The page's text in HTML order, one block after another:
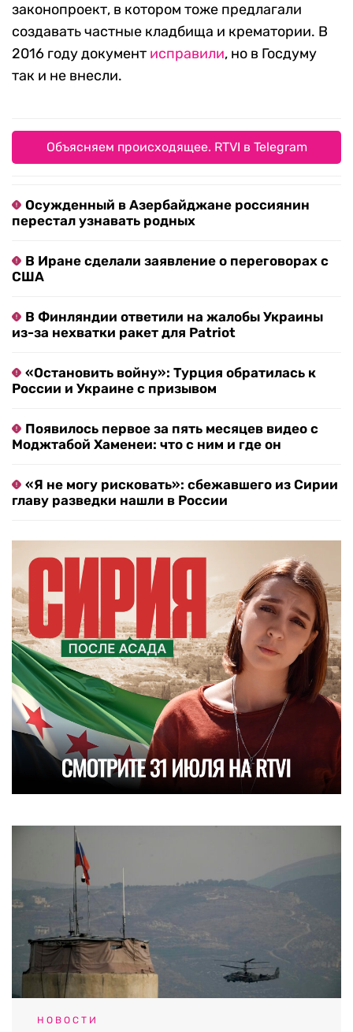
законопроект, в котором тоже предлагали
создавать частные кладбища и крематории. В
2016 году документ исправили, но в Госдуму
так и не внесли.
Объясняем происходящее. RTVI в Telegram
Осужденный в Азербайджане россиянин
перестал узнавать родных
В Иране сделали заявление о переговорах с
США
В Финляндии ответили на жалобы Украины
из-за нехватки ракет для Patriot
«Остановить войну»: Турция обратилась к
России и Украине с призывом
Появилось первое за пять месяцев видео с
Моджтабой Хаменеи: что с ним и где он
«Я не могу рисковать»: сбежавшего из Сирии
главу разведки нашли в России
НОВОСТИ